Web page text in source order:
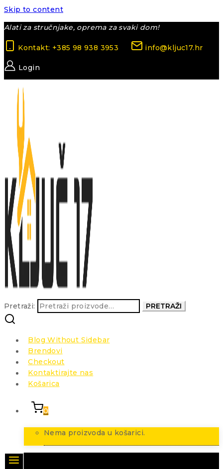
Skip to content
Alati za stručnjake, oprema za svaki dom!
Kontakt: +385 98 938 3953 info@kljuc17.hr
Login
Pretraži: PRETRAŽI
Blog Without Sidebar
Brendovi
Checkout
Kontaktirajte nas
Košarica
0
Nema proizvoda u košarici.